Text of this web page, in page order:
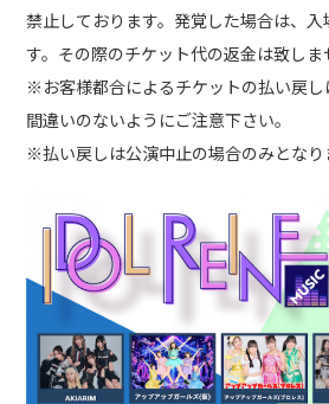
禁止しております。発覚した場合は、
す。その際のチケット代の返金は致しま
※お客様都合によるチケットの払い戻
間違いのないようにご注意下さい。
※払い戻しは公演中止の場合のみとなり